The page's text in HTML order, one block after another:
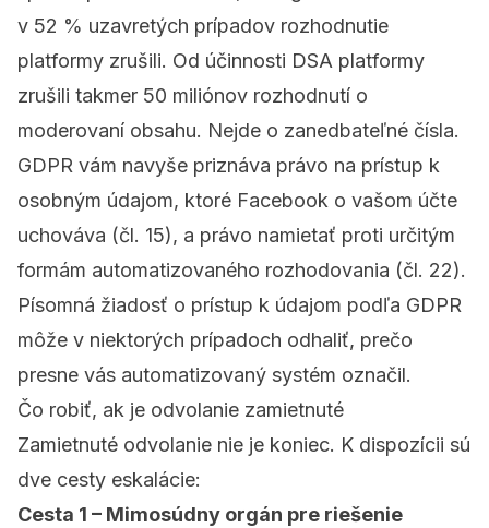
v 52 % uzavretých prípadov rozhodnutie
platformy zrušili. Od účinnosti DSA platformy
zrušili takmer 50 miliónov rozhodnutí o
moderovaní obsahu. Nejde o zanedbateľné čísla.
GDPR vám navyše priznáva právo na prístup k
osobným údajom, ktoré Facebook o vašom účte
uchováva (čl. 15), a právo namietať proti určitým
formám automatizovaného rozhodovania (čl. 22).
Písomná žiadosť o prístup k údajom podľa GDPR
môže v niektorých prípadoch odhaliť, prečo
presne vás automatizovaný systém označil.
Čo robiť, ak je odvolanie zamietnuté
Zamietnuté odvolanie nie je koniec. K dispozícii sú
dve cesty eskalácie:
Cesta 1 – Mimosúdny orgán pre riešenie